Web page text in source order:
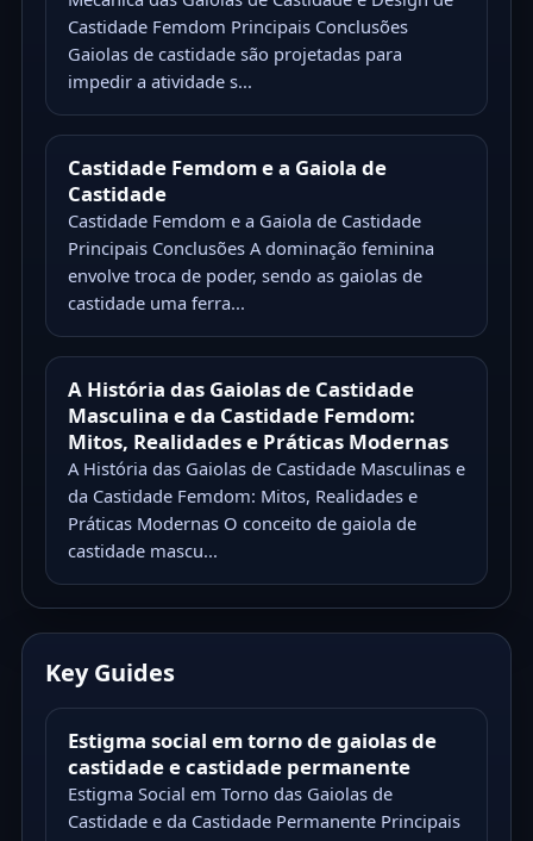
Castidade Femdom Principais Conclusões
Gaiolas de castidade são projetadas para
impedir a atividade s...
Castidade Femdom e a Gaiola de
Castidade
Castidade Femdom e a Gaiola de Castidade
Principais Conclusões A dominação feminina
envolve troca de poder, sendo as gaiolas de
castidade uma ferra...
A História das Gaiolas de Castidade
Masculina e da Castidade Femdom:
Mitos, Realidades e Práticas Modernas
A História das Gaiolas de Castidade Masculinas e
da Castidade Femdom: Mitos, Realidades e
Práticas Modernas O conceito de gaiola de
castidade mascu...
Key Guides
Estigma social em torno de gaiolas de
castidade e castidade permanente
Estigma Social em Torno das Gaiolas de
Castidade e da Castidade Permanente Principais